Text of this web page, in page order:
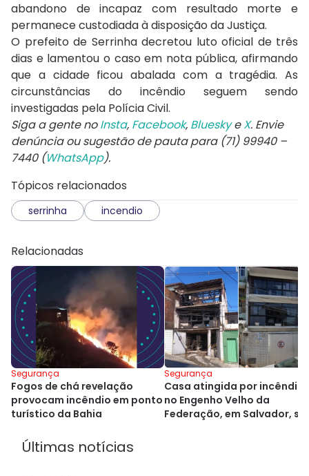
abandono de incapaz com resultado morte e
permanece custodiada à disposição da Justiça.
O prefeito de Serrinha decretou luto oficial de três
dias e lamentou o caso em nota pública, afirmando
que a cidade ficou abalada com a tragédia. As
circunstâncias do incêndio seguem sendo
investigadas pela Polícia Civil.
Siga a gente noInsta, Facebook, BlueskyeX. Envie
denúncia ou sugestão de pauta para (71) 99940 –
7440 (WhatsApp).
Tópicos relacionados
serrinha incendio
Relacionadas
Segurança
Fogos de chá revelação
provocam incêndio em ponto
turístico da Bahia
Segurança
Casa atingida por incêndio
no Engenho Velho da
Federação, em Salvador,
Últimas notícias